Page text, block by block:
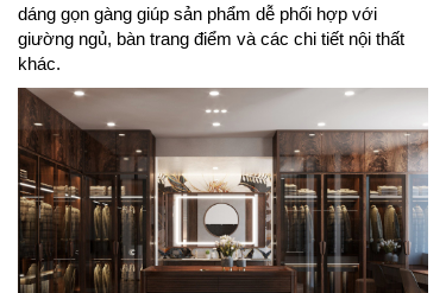
dáng gọn gàng giúp sản phẩm dễ phối hợp với
giường ngủ, bàn trang điểm và các chi tiết nội thất
khác.